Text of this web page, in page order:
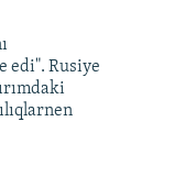
edi". Rusiye